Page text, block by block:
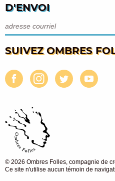
D'ENVOI
SUIVEZ OMBRES
© 2026 Ombres Folles, compagnie de
Ce site n'utilise aucun témoin de